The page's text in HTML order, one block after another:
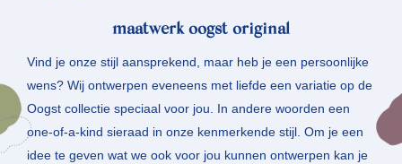
maatwerk oogst original
Vind je onze stijl aansprekend, maar heb je een persoonlijke
wens? Wij ontwerpen eveneens met liefde een variatie op de
Oogst collectie speciaal voor jou. In andere woorden een
one-of-a-kind sieraad in onze kenmerkende stijl. Om je een
idee te geven wat we ook voor jou kunnen ontwerpen kan je